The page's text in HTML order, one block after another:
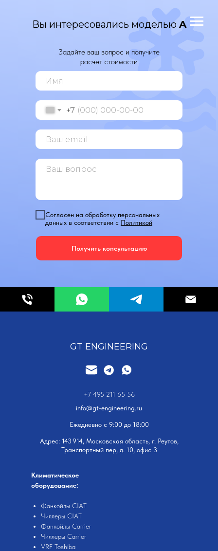
Вы интересовались моделью A
Задайте ваш вопрос и получите
расчет стоимости
+7
Согласен на обработку персональных
данных в соответствии с Политикой
Получить консультацию
GT ENGINEERING
+7 495 211 65 56
Ежедневно с 9:00 до 18:00
Адрес: 143 914, Московская область, г. Реутов,
Транспортный пер, д. 10, офис 3
info@gt-engineering.ru
Климатическое
оборудование:
Фанкойлы CIAT
Чиллеры CIAT
Фанкойлы Carrier
Чиллеры Carrier
VRF Toshiba